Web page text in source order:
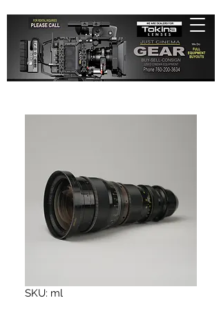
SKU: ml